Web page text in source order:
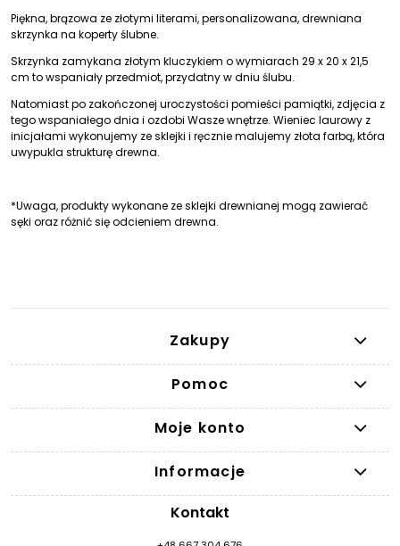
Piękna, brązowa ze złotymi literami, personalizowana, drewniana
skrzynka na koperty ślubne.
Skrzynka zamykana złotym kluczykiem o wymiarach 29 x 20 x 21,5
cm to wspaniały przedmiot, przydatny w dniu ślubu.
Natomiast po zakończonej uroczystości pomieści pamiątki, zdjęcia z
tego wspaniałego dnia i ozdobi Wasze wnętrze. Wieniec laurowy z
inicjałami wykonujemy ze sklejki i ręcznie malujemy złota farbą, która
uwypukla strukturę drewna.
*Uwaga, produkty wykonane ze sklejki drewnianej mogą zawierać
sęki oraz różnić się odcieniem drewna.
Zakupy
Pomoc
Moje konto
Informacje
Kontakt